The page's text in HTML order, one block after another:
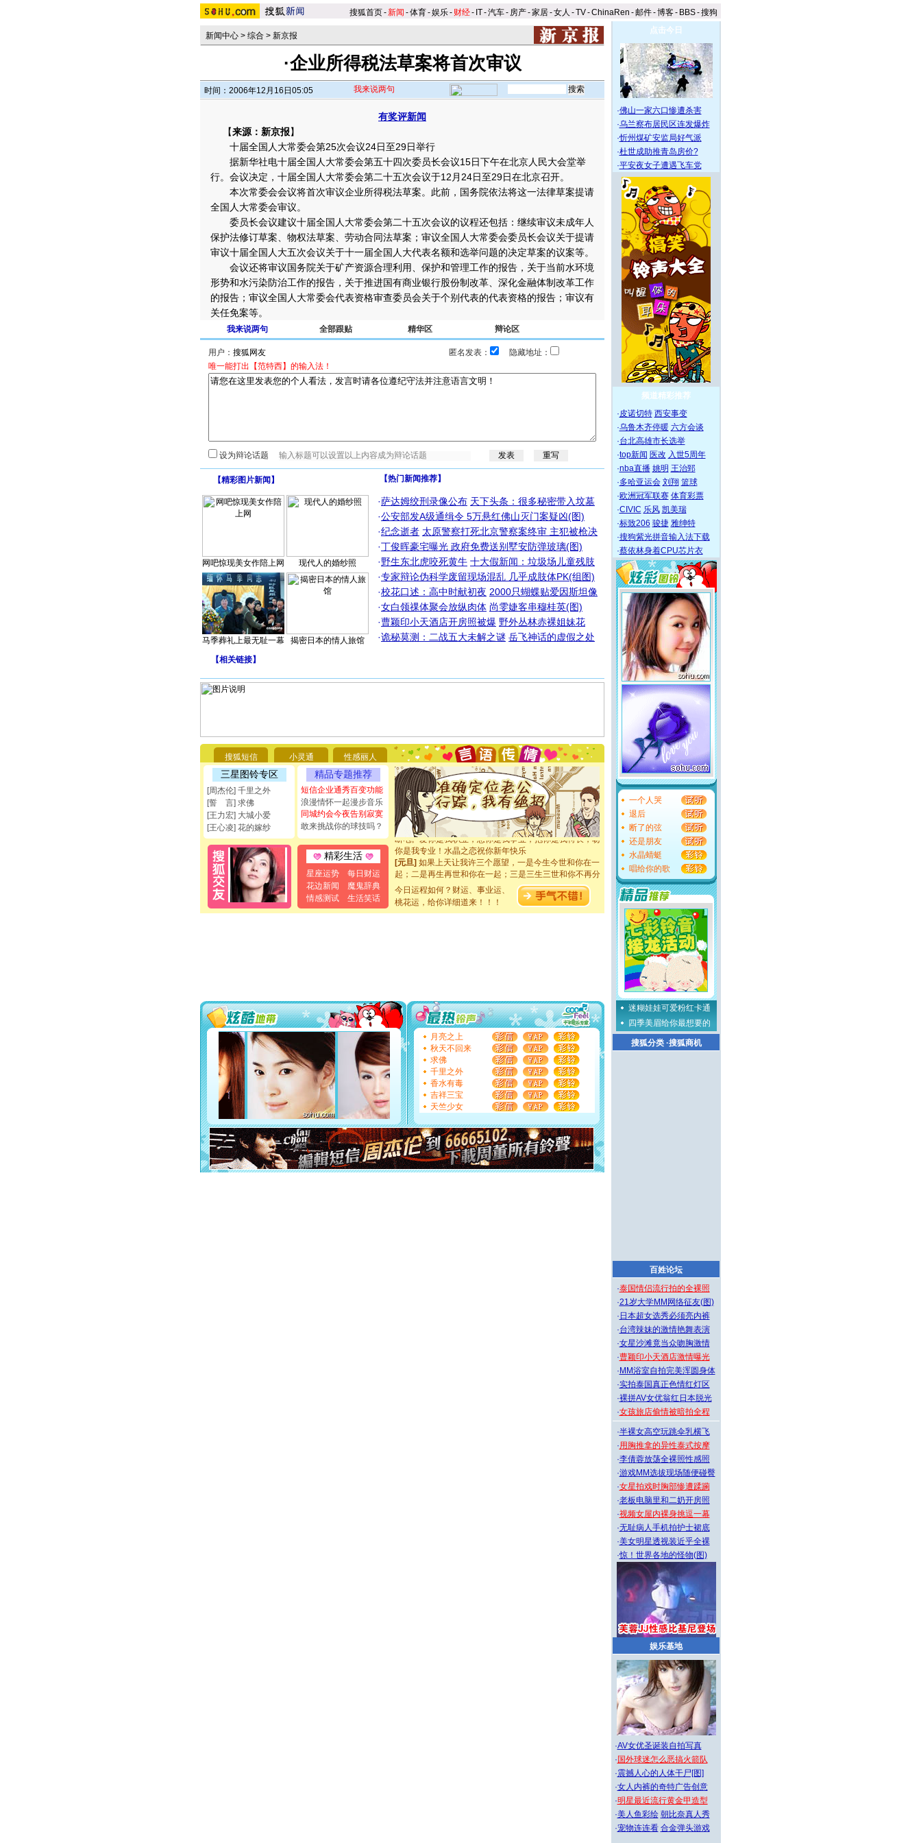
搜狐首页-新闻 -体育-娱乐- 财经- IT-汽车- 房产-家居-女人 -TV-ChinaRen -邮件-博客- BBS-搜狗
新闻中心 > 综合 > 新京报
·企业所得税法草案将首次审议
时间：2006年12月16日05:05 我来说两句
有奖评新闻
【来源：新京报】
十届全国人大常委会第25次会议24日至29日举行
据新华社电十届全国人大常委会第五十四次委员长会议15日下午在北京人民大会堂举
行。会议决定，十届全国人大常委会第二十五次会议于12月24日至29日在北京召开。
本次常委会会议将首次审议企业所得税法草案。此前，国务院依法将这一法律草案提请
全国人大常委会审议。
委员长会议建议十届全国人大常委会第二十五次会议的议程还包括：继续审议未成年人
保护法修订草案、物权法草案、劳动合同法草案；审议全国人大常委会委员长会议关于提请
审议十届全国人大五次会议关于十一届全国人大代表名额和选举问题的决定草案的议案等。
会议还将审议国务院关于矿产资源合理利用、保护和管理工作的报告，关于当前水环境
形势和水污染防治工作的报告，关于推进国有商业银行股份制改革、深化金融体制改革工作
的报告；审议全国人大常委会代表资格审查委员会关于个别代表的代表资格的报告；审议有
关任免案等。
我来说两句 全部跟贴 精华区 辩论区
用户： 匿名发表：
隐藏地址：
唯一能打出【范特西】的输入法！
设为辩论话题
【精彩图片新闻 】
网吧惊现美女作陪上网 现代人的婚纱照
马季葬礼上最无耻一幕 揭密日本的情人旅馆
【热门新闻推荐】
·萨达姆绞刑录像公布 天下头条：很多秘密带入坟墓
·公安部发A级通缉令 5万悬红佛山灭门案疑凶(图)
·纪念逝者 太原警察打死北京警察案终审 主犯被枪决
·丁俊晖豪宅曝光 政府免费送别墅安防弹玻璃(图)
·野生东北虎咬死黄牛 十大假新闻：垃圾场儿童残肢
·专家辩论伪科学废留现场混乱 几乎成肢体PK(组图)
·校花口述：高中时献初夜 2000只蝴蝶贴爱因斯坦像
·女白领祼体聚会放纵肉体 尚雯婕客串穆桂英(图)
·曹颖印小天酒店开房照被爆 野外丛林赤裸姐妹花
·诡秘莫测：二战五大未解之谜 岳飞神话的虚假之处
【相关链接】
搜狐短信 小灵通 性感丽人
三星图铃专区
[周杰伦] 千里之外
[誓 言] 求佛
[王力宏] 大城小爱
[王心凌] 花的嫁纱
精品专题推荐
短信企业通秀百变功能
浪漫情怀一起漫步音乐
同城约会今夜告别寂寞
敢来挑战你的球技吗？
精彩生活
星座运势
每日财运
花边新闻
魔鬼辞典
情感测试
生活笑话
你太多，只有给你五千万：千万快乐！千万要健康！千万
要平安！千万要知足！千万不要忘记我！
[圣诞节]不只这样的日子才会想起你,而是这样的日子才
能正大光明地骚扰你,告诉你,圣诞要快乐!新年要快乐!天天
都要快乐噢!
[圣诞节]奉上一颗祝福的心,在这个特别的日子里,愿幸福,
如意,快乐,鲜花,一切美好的祝愿与你同在.圣诞快乐!
[元旦]看到你我会触电；看不到你我要充电；没有你我会
断电。爱你是我职业，想你是我事业，抱你是我特长，吻
你是我专业！水晶之恋祝你新年快乐
[元旦]如果上天让我许三个愿望，一是今生今世和你在一
起；二是再生再世和你在一起；三是三生三世和你不再分
离。水晶之恋祝你新年快乐
[元旦]当我狠下心扭头离去那一刻，你在我身后无助地哭
泣，这痛楚让我明白我多么爱你。我转身抱住你：这猪不
卖了。水晶之恋祝你新年快乐。
你太多，只有给你五千万：千万快乐！千万要健康！千万
要平安！千万要知足！千万不要忘记我！
[圣诞节]
不只这样的日子才会想起你,而是这样的日子才
能正大光明地骚扰你,告诉你,圣诞要快乐!新年要快乐!天天
都要快乐噢!
[圣诞节]
奉上一颗祝福的心,在这个特别的日子里,愿幸福,
如意,快乐,鲜花,一切美好的祝愿与你同在.圣诞快乐!
[元旦]
看到你我会触电；看不到你我要充电；没有你我会
断电。爱你是我职业，想你是我事业，抱你是我特长，吻
你是我专业！水晶之恋祝你新年快乐
[元旦]如果上天让我许三个愿望，一是今生今世和你在一
起；二是再生再世和你在一起；三是三生三世和你不再分
离。水晶之恋祝你新年快乐
[元旦]当我狠下心扭头离去那一刻，你在我身后无助地哭
泣，这痛楚让我明白我多么爱你。我转身抱住你：这猪不
今日运程如何？财运、事业运、
桃花运，给你详细道来！！！
月亮之上
秋天不回来
求佛
千里之外
香水有毒
吉祥三宝
天竺少女
点击今日
·佛山一家六口惨遭杀害
·乌兰察布居民区连发爆炸
·忻州煤矿安监局好气派
·杜世成助推青岛房价?
·平安夜女子遭遇飞车党
频道精彩推荐
·皮诺切特 西安事变
·乌鲁木齐停暖 六方会谈
·台北高雄市长选举
·top新闻 医改 入世5周年
·nba直播 姚明 王治郅
·多哈亚运会 刘翔 篮球
·欧洲冠军联赛 体育彩票
·CIVIC 乐风 凯美瑞
·标致206 骏捷 雅绅特
·搜狗紫光拼音输入法下载
·蔡依林身着CPU芯片衣
一个人哭
退后
断了的弦
还是朋友
水晶蜻蜓
唱给你的歌
迷糊娃娃可爱粉红卡通
四季美眉给你最想要的
搜狐分类·搜狐商机
百姓论坛
·泰国情侣流行拍的全裸照
·21岁大学MM网络征友(图)
· 日本超女选秀必须亮内裤
·台湾辣妹的激情艳舞表演
·女星沙滩竟当众吻胸激情
·曹颖印小天酒店激情曝光
· MM浴室自拍完美浑圆身体
·实拍泰国真正色情红灯区
·裸拼AV女优翁红日本脱光
·女孩旅店偷情被暗拍全程
·半裸女高空玩跳伞乳横飞
·用胸推拿的异性泰式按摩
·李倩蓉放荡全裸照性感照
·游戏MM选拔现场随便碰臀
·女星拍戏时胸部惨遭蹂躏
·老板电脑里和二奶开房照
·视频女屋内裸身挑逗一幕
·无耻病人手机拍护士裙底
·美女明星透视装近乎全裸
·惊！世界各地的怪物(图)
娱乐基地
·AV女优圣诞装自拍写真
· 国外球迷怎么恶搞火箭队
·震撼人心的人体干尸[图]
·女人内裤的奇特广告创意
·明星最近流行黄金甲造型
·美人鱼彩绘 朝比奈真人秀
·宠物连连看 合金弹头游戏